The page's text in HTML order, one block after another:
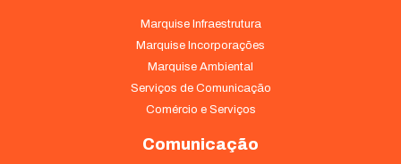
Marquise Infraestrutura
Marquise Incorporações
Marquise Ambiental
Serviços de Comunicação
Comércio e Serviços
Comunicação